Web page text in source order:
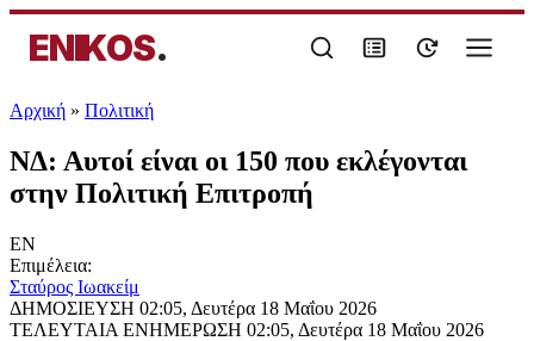
ENIKOS.
Αρχική » Πολιτική
ΝΔ: Αυτοί είναι οι 150 που εκλέγονται
στην Πολιτική Επιτροπή
EN
Επιμέλεια:
Σταύρος Ιωακείμ
ΔΗΜΟΣΙΕΥΣΗ 02:05, Δευτέρα 18 Μαΐου 2026
ΤΕΛΕΥΤΑΙΑ ΕΝΗΜΕΡΩΣΗ 02:05, Δευτέρα 18 Μαΐου 2026